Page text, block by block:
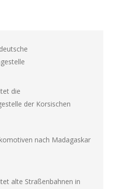
die
der Korsischen
nach Madagaskar
alte Straßenbahnen in